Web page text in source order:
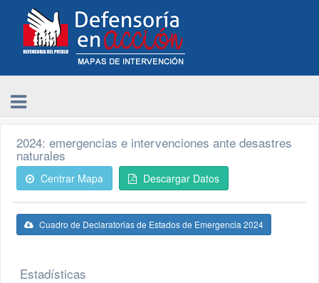
2024: emergencias e intervenciones ante desastres
naturales
Centrar Mapa Descargar Datos
Cuadro de Declaratorias de Estados de Emergencia 2024
Estadísticas